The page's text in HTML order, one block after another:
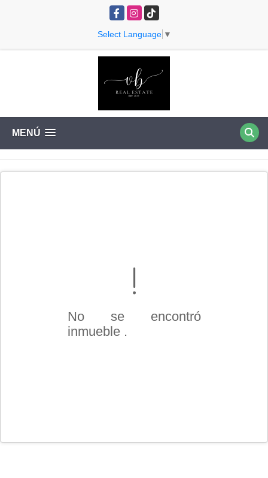
FacebookInstagram
TikTok
Select Language ▼
MENÚ
No se encontró
inmueble .